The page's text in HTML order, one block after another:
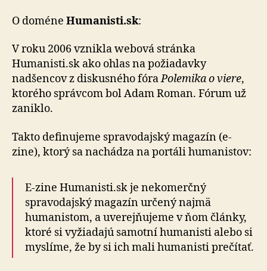
O doméne Humanisti.sk:
V roku 2006 vznikla webová stránka
Humanisti.sk ako ohlas na požiadavky
nadšencov z diskusného fóraPolemika o viere,
ktorého správcom bol Adam Roman. Fórum už
zaniklo.
Takto definujeme spravodajský magazín (e-
zine), ktorý sa nachádza na portáli humanistov:
E-zine Humanisti.sk je nekomerčný
spravodajský magazín určený najmä
humanistom, a uverejňujeme v ňom články,
ktoré si vyžiadajú samotní humanisti alebo si
myslíme, že by si ich mali humanisti prečítať.